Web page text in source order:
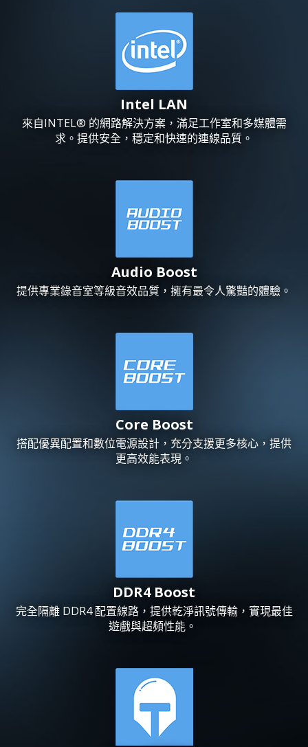
Intel LAN
來自INTEL® 的網路解決方案，滿足工作室和多媒體需
求。提供安全，穩定和快速的連線品質。
Audio Boost
提供專業錄音室等級音效品質，擁有最令人驚豔的體驗。
Core Boost
搭配優異配置和數位電源設計，充分支援更多核心，提供
更高效能表現。
DDR4 Boost
完全隔離 DDR4 配置線路，提供乾淨訊號傳輸，實現最佳
遊戲與超頻性能。